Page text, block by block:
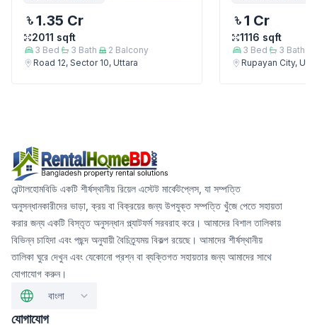
1.35 Cr
2011 sqft
3 Bed 3 Bath 2 Balcony
Road 12, Sector 10, Uttara
1 Cr
1116 sqft
3 Bed 3 Bath
Rupayan City,
রেন্টালহোমবিডি একটি শীর্ষস্থানীয় রিয়েল এস্টেট মার্কেটপ্লেস, যা সম্পত্তি
অনুসন্ধানকারীদের ভাড়া, ক্রয় বা বিক্রয়ের জন্য উপযুক্ত সম্পত্তি খুঁজে পেতে সহায়তা
করার জন্য একটি বিস্তৃত অনুসন্ধান প্ল্যাটফর্ম সরবরাহ করে। আমাদের বিশাল তালিকায়
বিভিন্ন চাহিদা এবং পছন্দ অনুযায়ী বৈচিত্র্যময় বিকল্প রয়েছে। আমাদের শীর্ষস্থানীয়
তালিকা ঘুরে দেখুন এবং যেকোনো প্রশ্ন বা ব্যক্তিগত সহায়তার জন্য আমাদের সাথে
যোগাযোগ করুন।
বাংলা
যোগাযোগ